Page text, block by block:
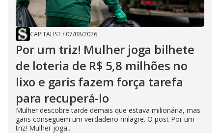
CAPITALIST/ 07/08/2026
Por um triz! Mulher joga bilhete
de loteria de R$ 5,8 milhões no
lixo e garis fazem força tarefa
para recuperá-lo
Mulher descobre tarde demais que estava milionária, mas
garis conseguem um verdadeiro milagre. O post Por um
triz! Mulher joga...